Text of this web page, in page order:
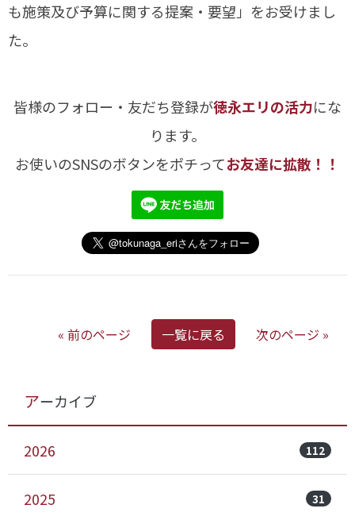
も施策及び予算に関する提案・要望」をお受けまし
た。
皆様のフォロー・友だち登録が徳永エリの活力にな
ります。
お使いのSNSのボタンをポチってお友達に拡散！！
« 前のページ 一覧に戻る 次のページ »
アーカイブ
2026 112
2025 31